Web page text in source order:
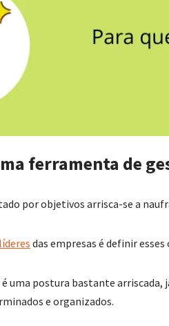
ferramenta de
por objetivos arrisca-se a
líderes das empresas é definir
uma postura bastante arriscada,
e organizados.